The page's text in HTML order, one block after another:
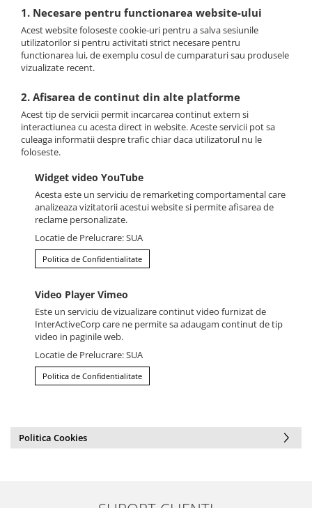
1. Necesare pentru functionarea website-ului
Acest website foloseste cookie-uri pentru a salva sesiunile
utilizatorilor si pentru activitati strict necesare pentru
functionarea lui, de exemplu cosul de cumparaturi sau produsele
vizualizate recent.
2. Afisarea de continut din alte platforme
Acest tip de servicii permit incarcarea continut extern si
interactiunea cu acesta direct in website. Aceste servicii pot sa
culeaga informatii despre trafic chiar daca utilizatorul nu le
foloseste.
Widget video YouTube
Acesta este un serviciu de remarketing comportamental care
analizeaza vizitatorii acestui website si permite afisarea de
reclame personalizate.
Locatie de Prelucrare: SUA
Politica de Confidentialitate
Video Player Vimeo
Este un serviciu de vizualizare continut video furnizat de
InterActiveCorp care ne permite sa adaugam continut de tip
video in paginile web.
Locatie de Prelucrare: SUA
Politica de Confidentialitate
Politica Cookies